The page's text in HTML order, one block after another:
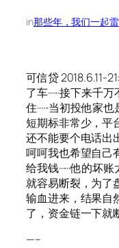
in那些年，我们一起
可信贷 2018.6.11-
了车······接下来
住······当初投他
短期标非常少，平台
还不能要个电话出
呵呵我也希望自己
给我钱······他的
就容易断裂，为了
输血进来，结果自
了，资金链一下就
—–